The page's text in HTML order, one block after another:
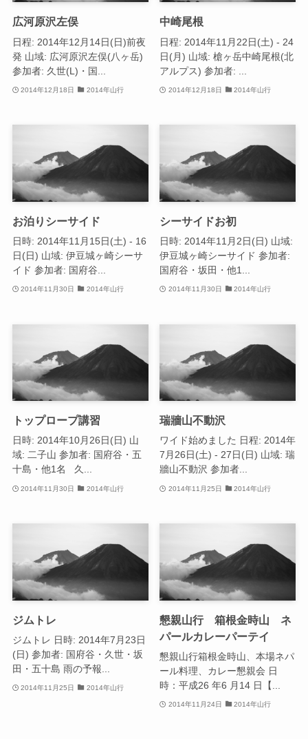
広河原沢左俣
日程: 2014年12月14日(日)前夜
発 山域: 広河原沢左俣(八ヶ岳)
参加者: 久世(L)・国...
2014年12月18日 2014年山行
中崎尾根
日程: 2014年11月22日(土) - 24
日(月) 山域: 槍ヶ岳中崎尾根(北
アルプス) 参加者: ...
2014年12月18日 2014年山行
お泊りシーサイド
日時: 2014年11月15日(土) - 16
日(日) 山域: 伊豆城ヶ崎シーサ
イド 参加者: 国府谷...
2014年11月30日 2014年山行
シーサイドお初
日時: 2014年11月2日(日) 山域:
伊豆城ヶ崎シーサイド 参加者:
国府谷・坂田・他1...
2014年11月30日 2014年山行
トップロープ講習
日時: 2014年10月26日(日) 山
域: 二子山 参加者: 国府谷・五
十島・他1名 久...
2014年11月30日 2014年山行
瑞牆山不動沢
ワイド始めました 日程: 2014年
7月26日(土) - 27日(日) 山域: 瑞
牆山不動沢 参加者...
2014年11月25日 2014年山行
ジムトレ
ジムトレ 日時: 2014年7月23日
(日) 参加者: 国府谷・久世・坂
田・五十島 雨の予報...
2014年11月25日 2014年山行
懇親山行 箱根金時山 ネ
パールカレーパーテイ
懇親山行箱根金時山、本場ネパ
ール料理、カレー懇親会 日
時：平成26 年6 月14 日【...
2014年11月24日 2014年山行